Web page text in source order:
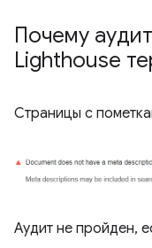
Почему
Lighthouse
Страницы с
Аудит не пройден,